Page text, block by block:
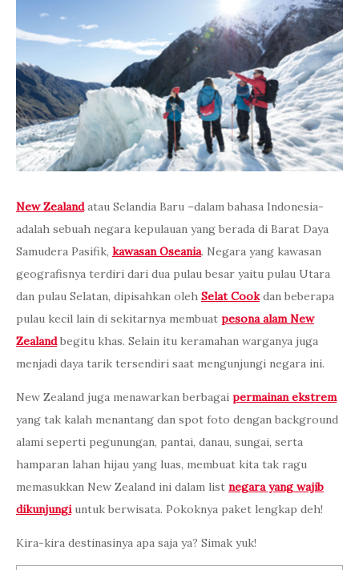
New Zealandatau Selandia Baru –dalam bahasa Indonesia-
adalah sebuah negara kepulauan yang berada di Barat Daya
Samudera Pasifik, kawasan Oseania. Negara yang kawasan
geografisnya terdiri dari dua pulau besar yaitu pulau Utara
dan pulau Selatan, dipisahkan oleh Selat Cookdan beberapa
pulau kecil lain di sekitarnya membuat pesona alam New
Zealandbegitu khas. Selain itu keramahan warganya juga
menjadi daya tarik tersendiri saat mengunjungi negara ini.
New Zealand juga menawarkan berbagai permainan ekstrem
yang tak kalah menantang dan spot foto dengan background
alami seperti pegunungan, pantai, danau, sungai, serta
hamparan lahan hijau yang luas, membuat kita tak ragu
memasukkan New Zealand ini dalam list negara yang wajib
dikunjungiuntuk berwisata. Pokoknya paket lengkap deh!
Kira-kira destinasinya apa saja ya? Simak yuk!